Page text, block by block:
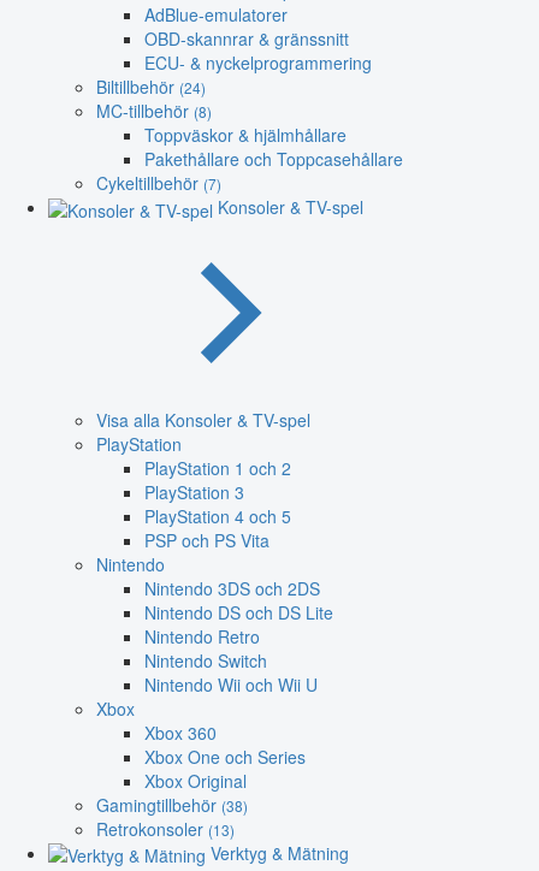
AdBlue-emulatorer
OBD-skannrar & gränssnitt
ECU- & nyckelprogrammering
Biltillbehör (24)
MC-tillbehör (8)
Toppväskor & hjälmhållare
Pakethållare och Toppcasehållare
Cykeltillbehör (7)
Konsoler & TV-spel
Visa alla Konsoler & TV-spel
PlayStation
PlayStation 1 och 2
PlayStation 3
PlayStation 4 och 5
PSP och PS Vita
Nintendo
Nintendo 3DS och 2DS
Nintendo DS och DS Lite
Nintendo Retro
Nintendo Switch
Nintendo Wii och Wii U
Xbox
Xbox 360
Xbox One och Series
Xbox Original
Gamingtillbehör (38)
Retrokonsoler (13)
Verktyg & Mätning